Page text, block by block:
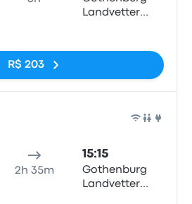
Landvetter
R$ 203
2h 35m
15:15
Gothenburg
Landvetter